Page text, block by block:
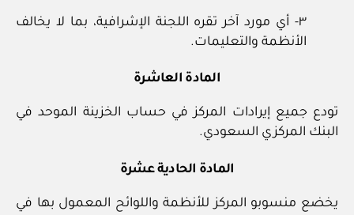
٣- أي مورد آخر تقره اللجنة الإشرافية، بما لا يخالف
الأنظمة والتعليمات.
المادة العاشرة
تودع جميع إيرادات المركز في حساب الخزينة الموحد في
البنك المركزي السعودي.
المادة الحادية عشرة
يخضع منسوبو المركز للأنظمة واللوائح المعمول بها في